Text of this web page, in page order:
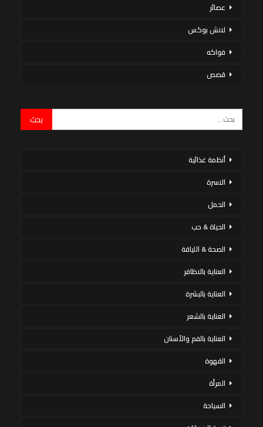
عصائر
لانش بوكس
فواكه
قصص
أنظمة غذائية
الاسرة
الحمل
الحياة & حب
الصحة & اللياقة
العناية بالاظافر
العناية بالبشرة
العناية بالشعر
العناية بالفم والأسنان
القهوة
المرأة
السياحة